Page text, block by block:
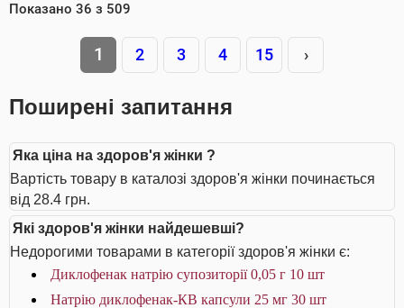
Показано 36 з 509
1 2 3 4 15 ›
Поширені запитання
Яка ціна на здоров'я жінки ?
Вартість товару в каталозі здоров'я жінки починається
від 28.4 грн.
Які здоров'я жінки найдешевші?
Недорогими товарами в категорії здоров'я жінки є:
Диклофенак натрію супозиторії 0,05 г 10 шт
Натрію диклофенак-КВ капсули 25 мг 30 шт